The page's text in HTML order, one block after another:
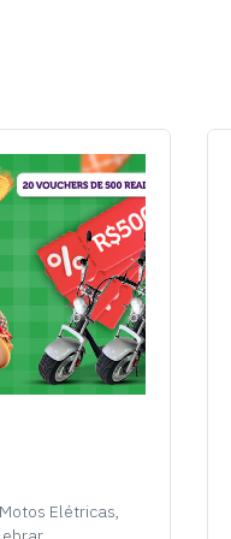
Elétricas,